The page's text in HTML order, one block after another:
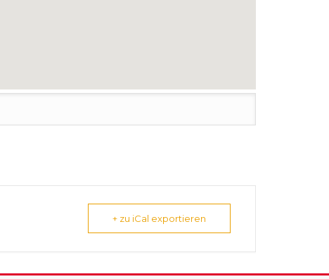
+ zu iCal exportieren